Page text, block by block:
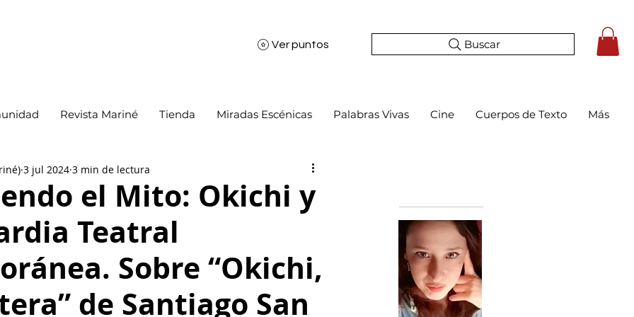
Ver puntos Buscar
Revista Mariné Tienda Miradas Escénicas Palabras Vivas Cine Cuerpos de Texto Más
el Mito: Okichi y
Teatral
Sobre “Okichi,
de Santiago San
3 jul 2024 3 min de lectura